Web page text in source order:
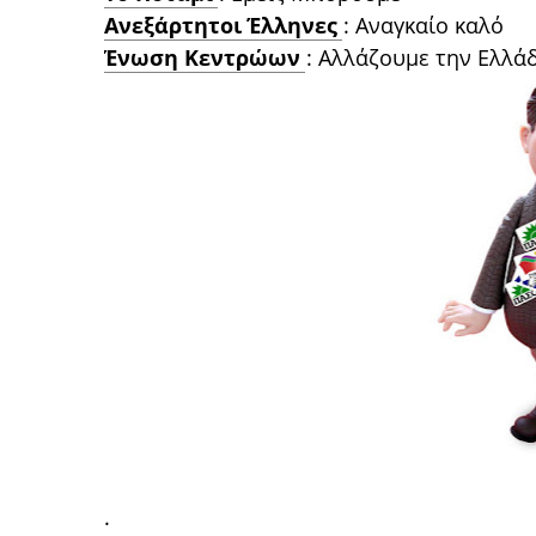
Ανεξάρτητοι Έλληνες : Αναγκαίο καλό
Ένωση Κεντρώων : Αλλάζουμε την
.